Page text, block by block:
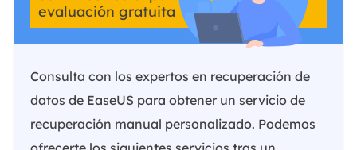
evaluación gratuita
Consulta con los expertos en recuperación de
datos de EaseUS para obtener un servicio de
recuperación manual personalizado. Podemos